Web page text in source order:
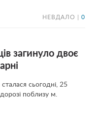
НЕВДАЛО | 0
загинуло двоє
сьогодні, 25
дорозі поблизу м.